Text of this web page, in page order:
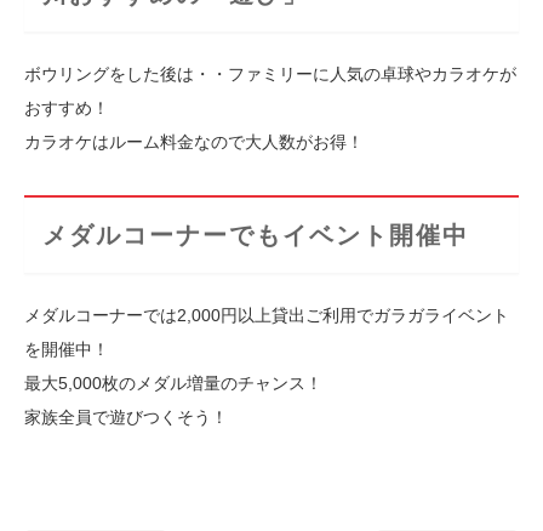
ボウリングをした後は・・ファミリーに人気の卓球やカラオケが
おすすめ！
カラオケはルーム料金なので大人数がお得！
メダルコーナーでもイベント開催中
メダルコーナーでは2,000円以上貸出ご利用でガラガライベント
を開催中！
最大5,000枚のメダル増量のチャンス！
家族全員で遊びつくそう！